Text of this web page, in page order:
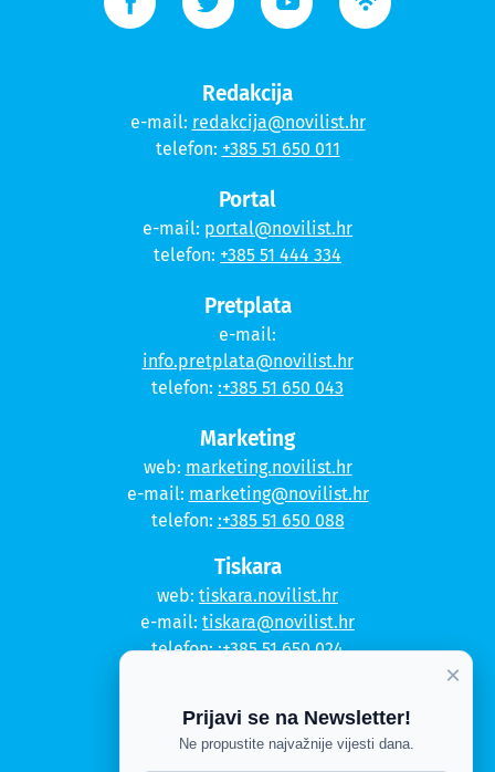
Redakcija
e-mail: redakcija@novilist.hr
telefon: +385 51 650 011
Portal
e-mail: portal@novilist.hr
telefon: +385 51 444 334
Pretplata
e-mail:
info.pretplata@novilist.hr
telefon: :+385 51 650 043
Marketing
web: marketing.novilist.hr
e-mail: marketing@novilist.hr
telefon: :+385 51 650 088
Tiskara
web: tiskara.novilist.hr
e-mail: tiskara@novilist.hr
telefon::+385 51 650 024
Kontakt
×
Prijavi se na Newsletter!
Ne propustite najvažnije vijesti dana.